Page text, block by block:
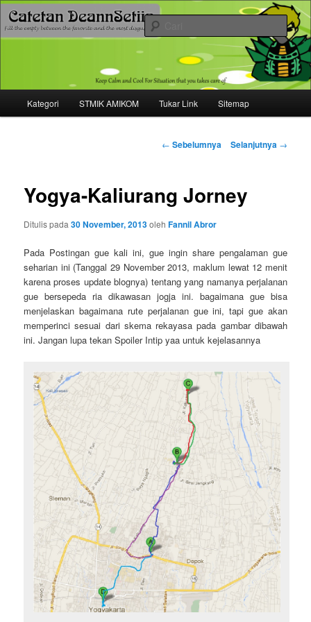
Mari bermimpi dan ciptakan kehendak
Cari
Langsung
utama
Kategori STMIK AMIKOM Tukar Link Sitemap
Navigasi
← Sebelumnya Selanjutnya →
Yogya-Kaliurang Jorney
Ditulis pada30 November, 2013olehFannil Abror
Pada Postingan gue kali ini, gue ingin share pengalaman gue
seharian ini (Tanggal 29 November 2013, maklum lewat 12 menit
karena proses update blognya) tentang yang namanya perjalanan
gue bersepeda ria dikawasan jogja ini. bagaimana gue bisa
menjelaskan bagaimana rute perjalanan gue ini, tapi gue akan
memperinci sesuai dari skema rekayasa pada gambar dibawah
ini. Jangan lupa tekan Spoiler Intip yaa untuk kejelasannya